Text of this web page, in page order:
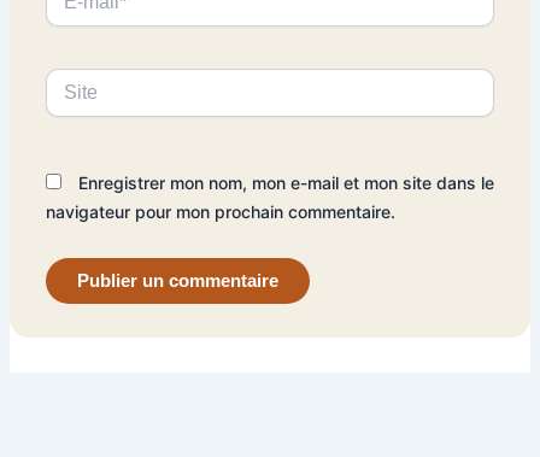
mail*
Site
Enregistrer mon nom, mon e-mail et mon site dans le
navigateur pour mon prochain commentaire.